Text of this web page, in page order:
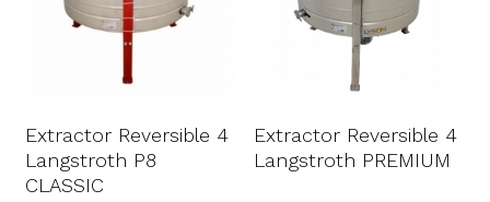
Extractor Reversible 4
Langstroth P8
CLASSIC
Extractor Reversible 4
Langstroth PREMIUM